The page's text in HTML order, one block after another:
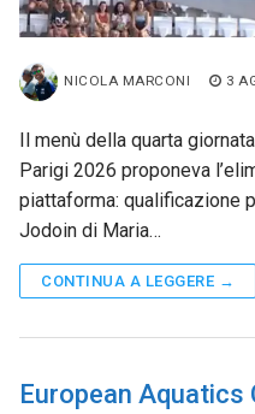
NICOLA MARCONI 3
Il menù della quarta
Parigi 2026 proponeva
piattaforma: qualificazione
Jodoin di Maria…
CONTINUA A LEGGERE →
European